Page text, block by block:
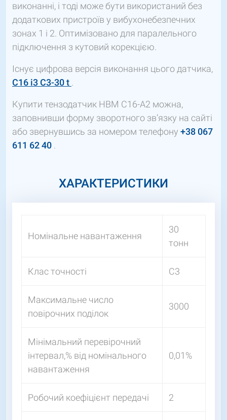
виконанні, і тоді може бути використаний без
додаткових пристроїв у вибухонебезпечних
зонах 1 і 2. Оптимізовано для паралельного
підключення з кутовий корекцією.
Існує цифрова версія виконання цього датчика,
C16 i3C3-30t .
Купити тензодатчик HBM C16-A2 можна,
заповнивши форму зворотного зв’язку на сайті
або звернувшись за номером телефону +38 067
611 62 40 .
ХАРАКТЕРИСТИКИ
Номінальне навантаження
30
тонн
Клас точності C3
Максимальне число
повірочних поділок
3000
Мінімальний перевірочний
інтервал,% від номінального
навантаження
0,01%
Робочий коефіцієнт передачі 2